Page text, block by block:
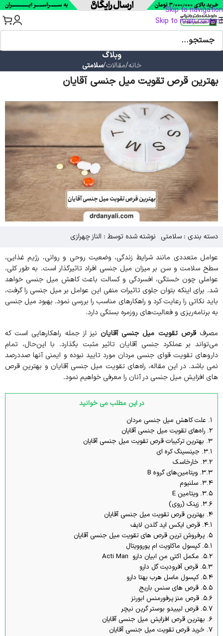
Skip to navigation
Skip to main content
وبلاگ
خانه/مقالات/سلامتی
بهترین قرص تقویت میل جنسی آقایان
دسته بندی : سلامتی نوشته شده توسط : الناز چهرازی
عوامل متعددی مانند شرایط زندگی، وضعیت روحی و روانی، رژیم غذایی،
سطح سلامت و سن بر میزان میل جنسی افراد تاثیرگذار است. به طور کلی،
عواملی چون خستگی، افسردگی و کسالت باعث کاهش میل جنسی خواهد
شد. برای اینکه بتوان جلوی تاثیرات منفی این عوامل بر میل جنسی را گرفت،
باید نکاتی را رعایت کرد و راهکارهای مناسب را بررسی نمود. بهبود میل جنسی
به برنامه‌ریزی و فعالیت‌های روزمره‌ بستگی دارد.
مصرفقرص تقویت میل جنسی آقایان نیز از جمله راهکارهایی است که
می‌تواند بر عملکرد جنسی آقایان تاثیر مثبت بگذارد. با این‌حال، تمام
داروهای تقویت قوای جنسی مردان مورد تایید نبوده و ایمنی آنها صددرصد
نمی باشد. در این مقاله، راه‌های تقویت میل جنسی آقایان و بهترین قرص
های افزایش میل جنسی در آنان را معرفی خواهیم نمود.
در این مطلب می خوانید
1. علت کاهش میل جنسی مردان
2. راه‌های تقویت میل جنسی آقایان
3. بهترین ترکیبات قرص تقویت میل جنسی آقایان
3.1. جینسینگ کره ای
3.2. خارخاسک
3.3. ویتامین‌های گروه B
3.4. سلنیوم
3.5. ویتامین E
3.6. زینک (روی)
4. بهترین قرص تقویت میل جنسی آقایان
4.1. قرص ایکس اید گلدن لایف
5. پرفروش ترین قرص های تقویت میل جنسی آقایان
5.1. کپسول ماکاویت ام یوروویتال
5.2. مکمل اکتی من ابیان دارو Acti Man
5.3. قرص آفرودیت گل دارو
5.4. کپسول ماسل هرب بهتا دارو
5.5. قرص ‌های سنس باریج
5.6. قرص منز پرفورمنس ابورنز
5.7. قرص لیبیدو بوستر گرین نیچر
6. بهترین قرص افزایش میل جنسی آقایان
7. خرید قرص تقویت میل جنسی آقایان